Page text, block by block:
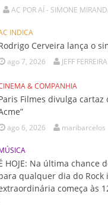
AC POR AÍ - SIMONE
INDICA
Cerveira lança o
ago 7, 2026 JEFF FERREIRA
& COMPANHIA
Filmes divulga cartaz
ago 6, 2026 maribarcelos
HOJE: Na última chance
qualquer dia do Rock
começa às